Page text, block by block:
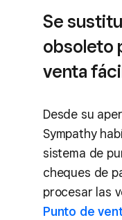
Se
obsoleto
venta
Desde su
Sympathy
sistema de
cheques de
procesar las
Punto de